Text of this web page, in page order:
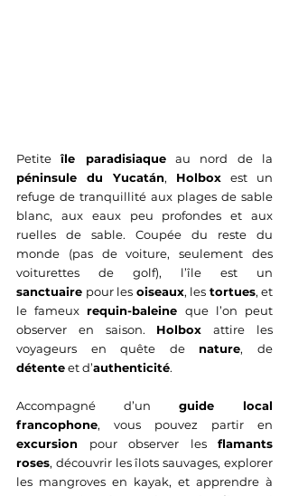
Petite île paradisiaque
péninsule du Yucatán, Holbox est un
refuge de tranquillité aux plages de sable
blanc, aux eaux peu profondes et aux
ruelles de sable. Coupée du reste du
monde (pas de voiture, seulement des
sanctuaire pour les oiseaux, les tortues, et
le fameux requin-baleine que l’on peut
observer en saison. Holbox attire les
voyageurs en quête de nature
détente et d’authenticité.
Accompagné d’un guide local
francophone
excursion pour observer les flamants
roses, découvrir les îlots sauvages, explorer
les mangroves en kayak, et apprendre à